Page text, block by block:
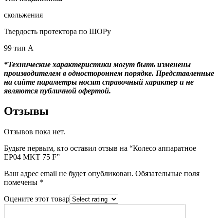
скольжения
Твердость протектора по ШОРу
99 тип А
*Технические характеристики могут быть изменены
производителем в одностороннем порядке. Представленные
на сайте параметры носят справочный характер и не
являются публичной офертой.
Отзывы
Отзывов пока нет.
Будьте первым, кто оставил отзыв на “Колесо аппаратное
EP04 MKT 75 F”
Ваш адрес email не будет опубликован. Обязательные поля
помечены *
Оцените этот товар